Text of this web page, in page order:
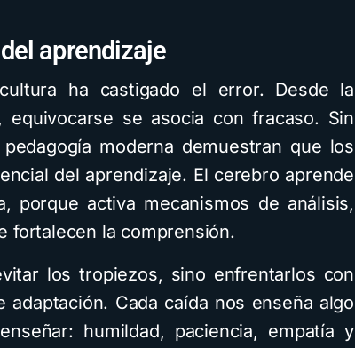
aprendizaje
ha castigado el error. Desde la
equivocarse se asocia con fracaso. Sin
moderna demuestran que los
del aprendizaje. El cerebro aprende
porque activa mecanismos de análisis,
fortalecen la comprensión.
los tropiezos, sino enfrentarlos con
adaptación. Cada caída nos enseña algo
humildad, paciencia, empatía y